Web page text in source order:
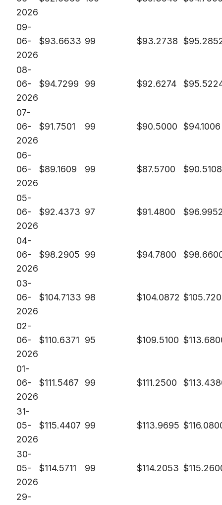
2026
09-
06-
2026
$93.6633 99 $93.2738 $
08-
06-
2026
$94.7299 99 $92.6274 $
07-
06-
2026
$91.7501 99 $90.5000 $94.1006
06-
06-
2026
$89.1609 99 $87.5700 $90.5108
05-
06-
2026
$92.4373 97 $91.4800 $
04-
06-
2026
$98.2905 99 $94.7800 $
03-
06-
2026
$104.7133 98 $104.0872 $
02-
06-
2026
$110.6371 95 $109.5100 $
01-
06-
2026
$111.5467 99 $111.2500 $
31-
05-
2026
$115.4407 99 $113.9695 $
30-
05-
2026
$114.5711 99 $114.2053 $
29-